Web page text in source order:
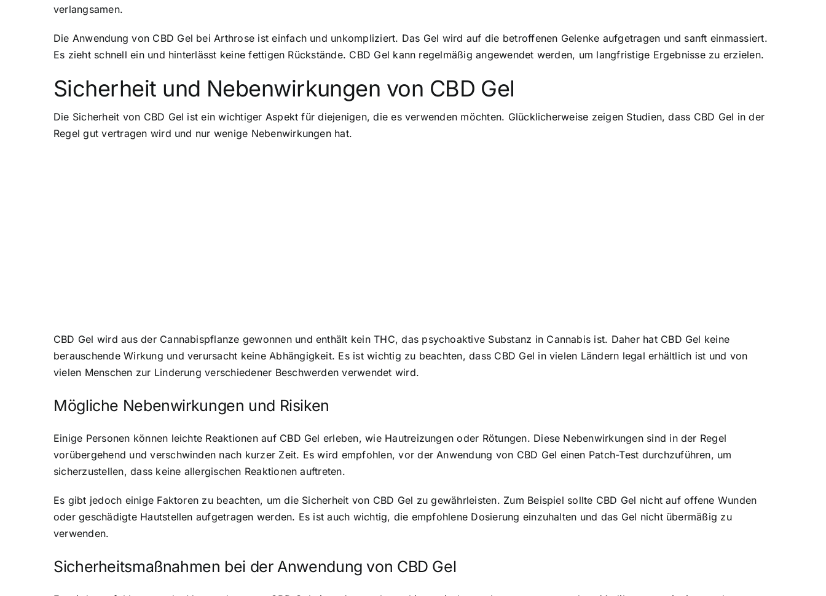
verlangsamen.
Die Anwendung von CBD Gel bei Arthrose ist einfach und unkompliziert. Das Gel wird auf die betroffenen Gelenke aufgetragen und sanft einmassiert.
Es zieht schnell ein und hinterlässt keine fettigen Rückstände. CBD Gel kann regelmäßig angewendet werden, um langfristige Ergebnisse zu erzielen.
Sicherheit und Nebenwirkungen von CBD Gel
Die Sicherheit von CBD Gel ist ein wichtiger Aspekt für diejenigen, die es verwenden möchten. Glücklicherweise zeigen Studien, dass CBD Gel in der
Regel gut vertragen wird und nur wenige Nebenwirkungen hat.
CBD Gel wird aus der Cannabispflanze gewonnen und enthält kein THC, das psychoaktive Substanz in Cannabis ist. Daher hat CBD Gel keine
berauschende Wirkung und verursacht keine Abhängigkeit. Es ist wichtig zu beachten, dass CBD Gel in vielen Ländern legal erhältlich ist und von
vielen Menschen zur Linderung verschiedener Beschwerden verwendet wird.
Mögliche Nebenwirkungen und Risiken
Einige Personen können leichte Reaktionen auf CBD Gel erleben, wie Hautreizungen oder Rötungen. Diese Nebenwirkungen sind in der Regel
vorübergehend und verschwinden nach kurzer Zeit. Es wird empfohlen, vor der Anwendung von CBD Gel einen Patch-Test durchzuführen, um
sicherzustellen, dass keine allergischen Reaktionen auftreten.
Es gibt jedoch einige Faktoren zu beachten, um die Sicherheit von CBD Gel zu gewährleisten. Zum Beispiel sollte CBD Gel nicht auf offene Wunden
oder geschädigte Hautstellen aufgetragen werden. Es ist auch wichtig, die empfohlene Dosierung einzuhalten und das Gel nicht übermäßig zu
verwenden.
Sicherheitsmaßnahmen bei der Anwendung von CBD Gel